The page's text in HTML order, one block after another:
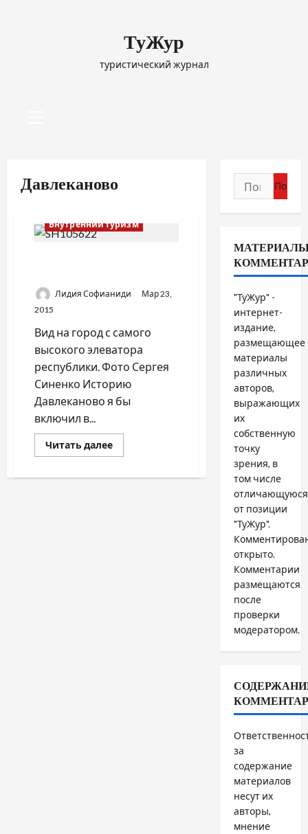
ТуЖур
туристический журнал
Давлеканово
Внутренний туризм
Лидия Софианиди
Мар 23,
2015
Вид на город с самого
высокого элеватора
республики. Фото Сергея
Синенко Историю
Давлеканово я бы
включил в...
Читать далееПрочитать
больше
Найти:
"ТуЖур" -
интернет-
издание,
размещающее
материалы
различных
авторов,
выражающих
их
собственную
точку
зрения, в
том числе
отличающуюся
от позиции
"ТуЖур".
открыто.
Комментарии
размещаются
после
проверки
модератором.
за
содержание
материалов
несут их
авторы,
мнение